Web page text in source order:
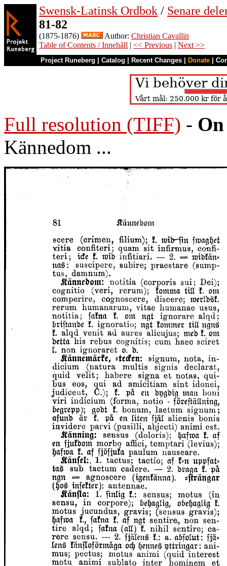
Swensk-Latinsk Ordbok / Senare
81-82
(1875-1876) Author: Christian Cavallin
Table of Contents / Innehåll | << Previous | Next >>
Project Runeberg Catalog Recent Changes Donate
Full resolution (TIFF) -
Kännedom ...